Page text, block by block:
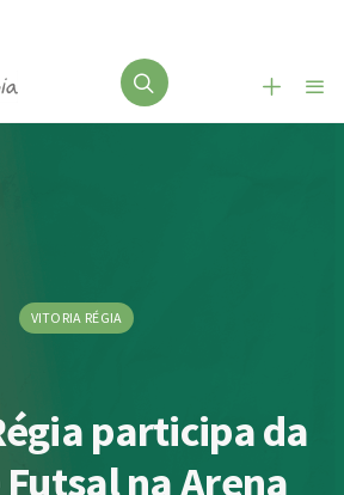
VITORIA RÉGIA
participa da
na Arena